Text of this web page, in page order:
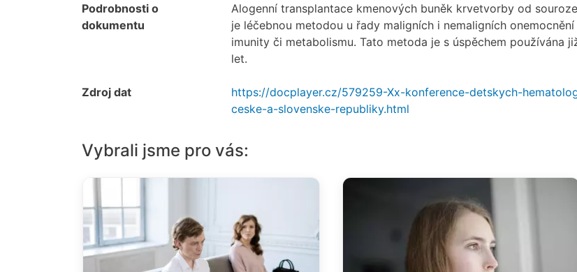
Podrobnosti o
dokumentu
Alogenní transplantace kmenových buněk krvetvorby od
je léčebnou metodou u řady maligních i nemaligních
imunity či metabolismu. Tato metoda je s úspěchem používána
let.
Zdroj dat
https://docplayer.cz/579259-Xx-konference-detskych-
ceske-a-slovenske-republiky.html
Vybrali jsme pro vás: